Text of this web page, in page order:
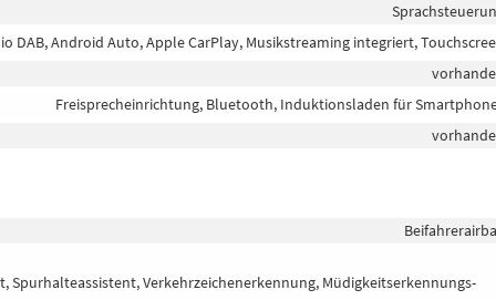
DAB, Android Auto, Apple CarPlay, Musikstreaming integriert,
Freisprecheinrichtung, Bluetooth, Induktionsladen für
Verkehrzeichenerkennung, Müdigkeitserkennungs-